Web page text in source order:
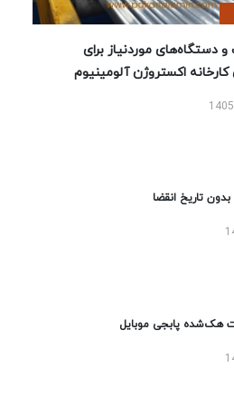
دستگاه‌های موردنیاز برای
کارخانه اکستروژن آلومینیوم
تاریخ انقضا
هک‌شده پابجی موبایل